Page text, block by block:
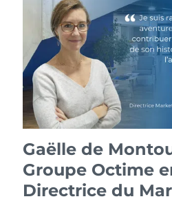
Gaëlle de
Groupe Octime
Directrice du